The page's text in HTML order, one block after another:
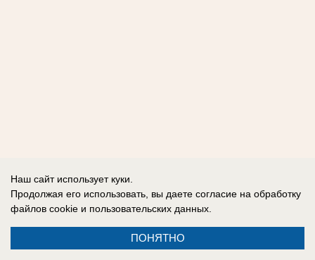
Наш сайт использует куки.
Продолжая его использовать, вы даете согласие на обработку
файлов cookie и пользовательских данных.
ПОНЯТНО